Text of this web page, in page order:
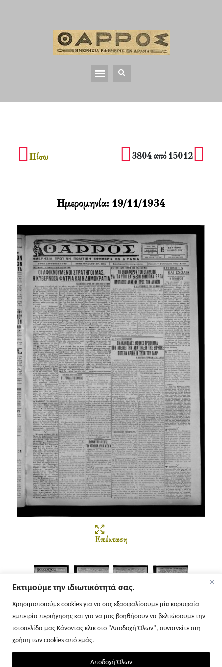
Εκτιμούμε την ιδιωτικότητά σας.
Χρησιμοποιούμε cookies για να σας εξασφαλίσουμε μία κορυφαία
εμπειρία περιήγησης και για να μας βοηθήσουν να βελτιώσουμε την
ιστοσελίδα μας.Κάνοντας κλικ στο "Αποδοχή Όλων", συναινείτε στη
χρήση των cookies από εμάς.
Αποδοχή Όλων
Πίσω 3804 από 15012
Επέκταση
Σελίδα 1 Σελίδα 2 Σελίδα 3 Σελίδα 4
Ημερομηνία: 19/11/1934